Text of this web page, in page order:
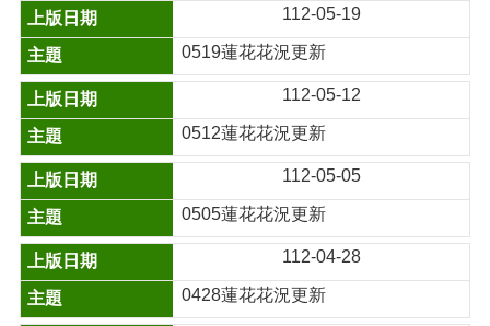
112-05-19
0519蓮花花況更新
112-05-12
0512蓮花花況更新
112-05-05
0505蓮花花況更新
112-04-28
0428蓮花花況更新